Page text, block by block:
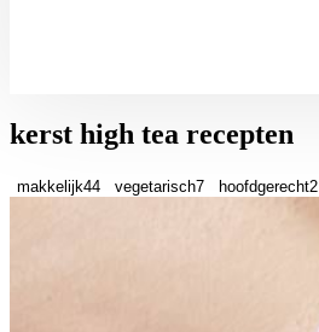
kerst high tea recepten
makkelijk44 vegetarisch7 hoofdgerecht2